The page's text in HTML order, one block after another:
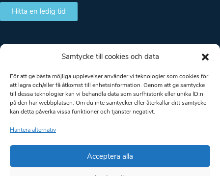
Samtycke till cookies och data
För att ge bästa möjliga upplevelser använder vi teknologier som cookies för
att lagra och/eller få åtkomst till enhetsinformation. Genom att ge samtycke
till dessa teknologier kan vi behandla data som surfhistorik eller unika ID:n
på den här webbplatsen. Om du inte samtycker eller återkallar ditt samtycke
kan detta påverka vissa funktioner och tjänster negativt.
Hantera alternativ
Acceptera alla
Hitta en ledig tid
Allmänna villkor Integritetspolicy
LT Ingenjörsbyrå AB. Org.nr.: 559182-0864. Säte: Borås.
Huvudkontor: Drakegatan 10, 412 50 Göteborg. Arbetsområde: Hela
Sverige